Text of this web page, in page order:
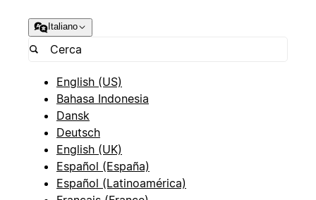
Italiano
English (US)
Bahasa Indonesia
Dansk
Deutsch
English (UK)
Español (España)
Español (Latinoamérica)